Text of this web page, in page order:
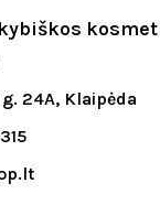
24A, Klaipėda